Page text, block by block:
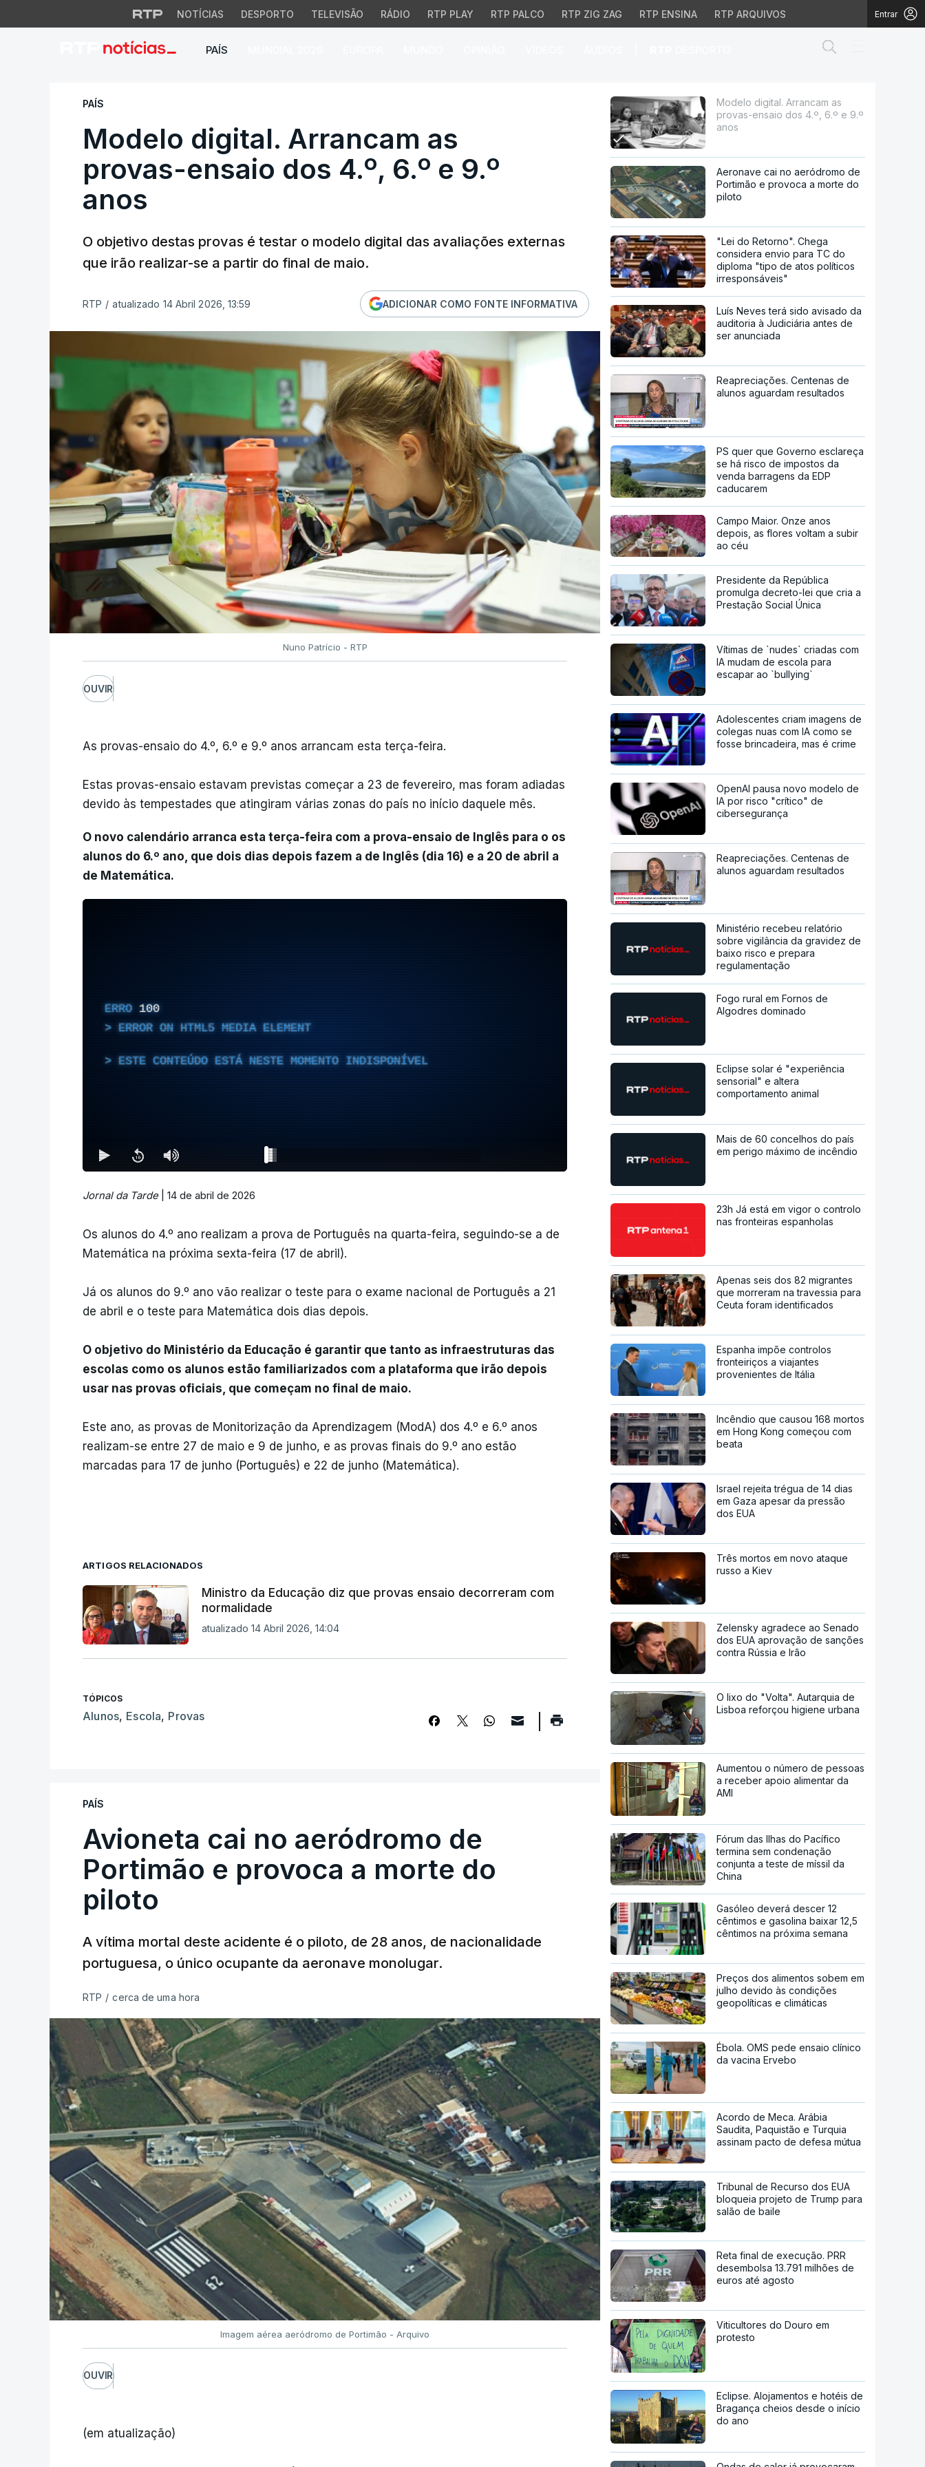
NOTÍCIAS DESPORTO TELEVISÃO RÁDIO RTP PLAY RTP PALCO RTP ZIG ZAG RTP ENSINA RTP ARQUIVOS Entrar
PAÍS
Modelo digital. Arrancam as provas-ensaio dos 4.º, 6.º e 9.º anos
PAÍS
Modelo digital. Arrancam as
provas-ensaio dos 4.º, 6.º e 9.º
anos
O objetivo destas provas é testar o modelo digital das avaliações externas
que irão realizar-se a partir do final de maio.
RTP / atualizado 14 Abril 2026, 13:59 ADICIONAR COMO FONTE INFORMATIVA
Nuno Patrício - RTP
OUVIR
As provas-ensaio do 4.º, 6.º e 9.º anos arrancam esta terça-feira.
Estas provas-ensaio estavam previstas começar a 23 de fevereiro, mas foram adiadas
devido às tempestades que atingiram várias zonas do país no início daquele mês.
O novo calendário arranca esta terça-feira com a prova-ensaio de Inglês para o os
alunos do 6.º ano, que dois dias depois fazem a de Inglês (dia 16) e a 20 de abril a
de Matemática.
ERRO 100
ERROR ON HTML5 MEDIA ELEMENT
ESTE CONTEÚDO ESTÁ NESTE MOMENTO INDISPONÍVEL
Jornal da Tarde | 14 de abril de 2026
Os alunos do 4.º ano realizam a prova de Português na quarta-feira, seguindo-se a de
Matemática na próxima sexta-feira (17 de abril).
Já os alunos do 9.º ano vão realizar o teste para o exame nacional de Português a 21
de abril e o teste para Matemática dois dias depois.
O objetivo do Ministério da Educação é garantir que tanto as infraestruturas das
escolas como os alunos estão familiarizados com a plataforma que irão depois
usar nas provas oficiais, que começam no final de maio.
Este ano, as provas de Monitorização da Aprendizagem (ModA) dos 4.º e 6.º anos
realizam-se entre 27 de maio e 9 de junho, e as provas finais do 9.º ano estão
marcadas para 17 de junho (Português) e 22 de junho (Matemática).
ARTIGOS RELACIONADOS
Ministro da Educação diz que provas ensaio decorreram com
normalidade
atualizado 14 Abril 2026, 14:04
TÓPICOS
Alunos, Escola, Provas
PAÍS
Avioneta cai no aeródromo de
Portimão e provoca a morte do
piloto
A vítima mortal deste acidente é o piloto, de 28 anos, de nacionalidade
portuguesa, o único ocupante da aeronave monolugar.
RTP / cerca de uma hora
Imagem aérea aeródromo de Portimão - Arquivo
OUVIR
(em atualização)
Modelo digital. Arrancam as
provas-ensaio dos 4.º, 6.º e 9.º
anos
Aeronave cai no aeródromo de
Portimão e provoca a morte do
piloto
"Lei do Retorno". Chega
considera envio para TC do
diploma "tipo de atos políticos
irresponsáveis"
Luís Neves terá sido avisado da
auditoria à Judiciária antes de
ser anunciada
Reapreciações. Centenas de
alunos aguardam resultados
PS quer que Governo esclareça
se há risco de impostos da
venda barragens da EDP
caducarem
Campo Maior. Onze anos
depois, as flores voltam a subir
ao céu
Presidente da República
promulga decreto-lei que cria a
Prestação Social Única
Vítimas de `nudes` criadas com
IA mudam de escola para
escapar ao `bullying`
Adolescentes criam imagens de
colegas nuas com IA como se
fosse brincadeira, mas é crime
OpenAI pausa novo modelo de
IA por risco "crítico" de
cibersegurança
Reapreciações. Centenas de
alunos aguardam resultados
Ministério recebeu relatório
sobre vigilância da gravidez de
baixo risco e prepara
regulamentação
Fogo rural em Fornos de
Algodres dominado
Eclipse solar é "experiência
sensorial" e altera
comportamento animal
Mais de 60 concelhos do país
em perigo máximo de incêndio
23h Já está em vigor o controlo
nas fronteiras espanholas
Apenas seis dos 82 migrantes
que morreram na travessia para
Ceuta foram identificados
Espanha impõe controlos
fronteiriços a viajantes
provenientes de Itália
Incêndio que causou 168 mortos
em Hong Kong começou com
beata
Israel rejeita trégua de 14 dias
em Gaza apesar da pressão
dos EUA
Três mortos em novo ataque
russo a Kiev
Zelensky agradece ao Senado
dos EUA aprovação de sanções
contra Rússia e Irão
O lixo do "Volta". Autarquia de
Lisboa reforçou higiene urbana
Aumentou o número de pessoas
a receber apoio alimentar da
AMI
Fórum das Ilhas do Pacífico
termina sem condenação
conjunta a teste de míssil da
China
Gasóleo deverá descer 12
cêntimos e gasolina baixar 12,5
cêntimos na próxima semana
Preços dos alimentos sobem em
julho devido às condições
geopolíticas e climáticas
Ébola. OMS pede ensaio clínico
da vacina Ervebo
Acordo de Meca. Arábia
Saudita, Paquistão e Turquia
assinam pacto de defesa mútua
Tribunal de Recurso dos EUA
bloqueia projeto de Trump para
salão de baile
Reta final de execução. PRR
desembolsa 13.791 milhões de
euros até agosto
Viticultores do Douro em
protesto
Eclipse. Alojamentos e hotéis de
Bragança cheios desde o início
do ano